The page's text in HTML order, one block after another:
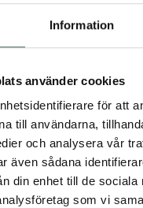
Information
använder cookies
för att
till användarna,
och analysera vår
även sådana
din enhet till de sociala
som vi
Köp via ditt recept
alltid bipacksedeln